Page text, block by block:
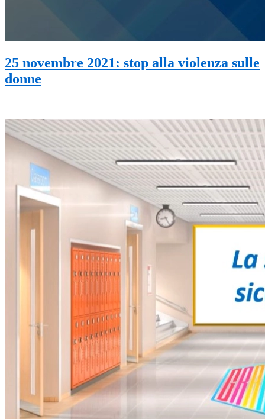
25 novembre 2021: stop alla violenza sulle
donne